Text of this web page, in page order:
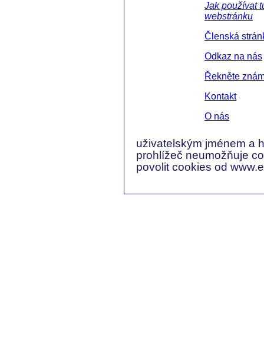
Jak používat
webstránku
Členská
Odkaz na nás
Řekněte
Kontakt
O nás
uživatelským jménem a
prohlížeč neumožňuje
povolit cookies od